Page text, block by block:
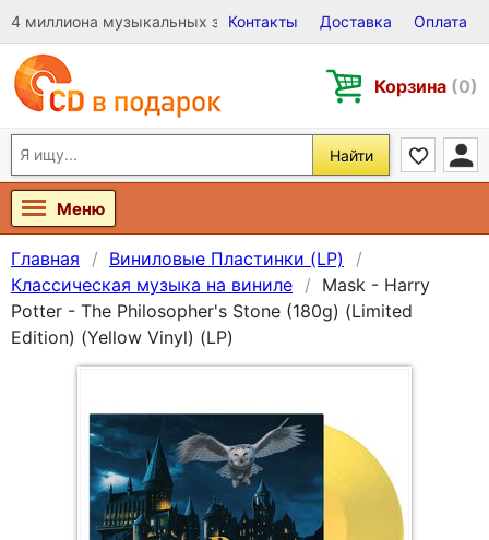
4 миллиона музыкальных записей на Виниле, CD и DVD
Контакты Доставка Оплата
Корзина (0)
Найти
Меню
Главная
Виниловые Пластинки (LP)
Классическая музыка на виниле
Mask - Harry
Potter - The Philosopher's Stone (180g) (Limited
Edition) (Yellow Vinyl) (LP)